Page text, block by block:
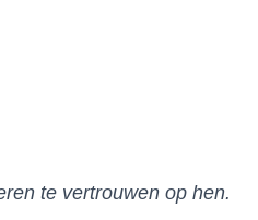
te vertrouwen op hen.